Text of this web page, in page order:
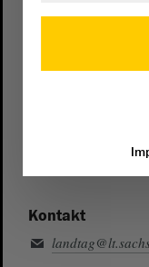
Presse- und
Kontakt